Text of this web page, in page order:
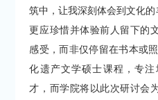
筑中，让我深刻体会到文化
更应珍惜并体验前人留下的
感受，而非仅停留在书本或
化遗产文学硕士课程，专
才，而学院将以此次研讨会